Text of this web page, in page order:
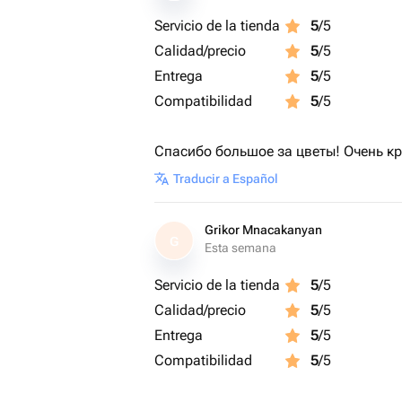
Servicio de la tienda 5/5
Calidad/precio
5/5
Entrega
5/5
Compatibilidad
5/5
Спасибо большое за цветы! Очень
Traducir a Español
G
Grikor Mnacakanyan
Esta semana
Servicio de la tienda 5/5
Calidad/precio
5/5
Entrega
5/5
Compatibilidad
5/5